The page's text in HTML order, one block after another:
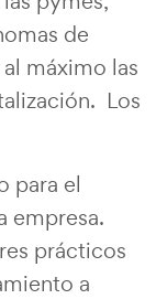
de
máximo las
Los
para el
empresa.
prácticos
a